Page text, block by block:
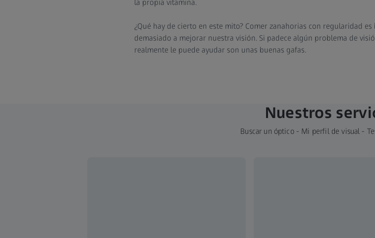
la propia vitamina.
¿Qué hay de cierto en este mito? Comer zanahorias con regularidad
demasiado a mejorar nuestra visión. Si padece algún problema de
realmente le puede ayudar son unas buenas gafas.
Nuestros
Buscar un óptico - Mi perfil de visual -